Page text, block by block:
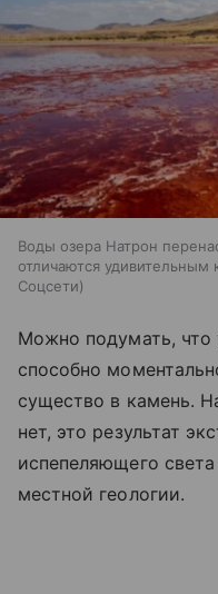
Воды озера Натрон
отличаются удивительным
Соцсети
Можно подумать, что
способно
существо в камень.
нет, это результат
испепеляющего
местной геологии.